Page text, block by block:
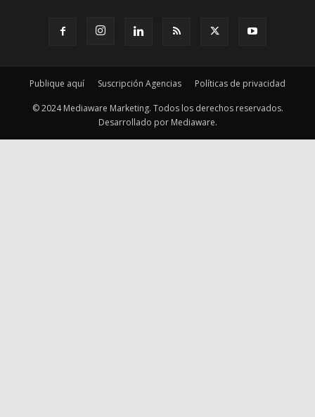
Publique aquí Suscripción Agencias Políticas de privacidad
© 2024 Mediaware Marketing. Todos los derechos reservados.
Desarrollado por Mediaware.